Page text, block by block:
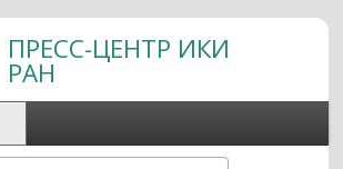
содержанию
ПРЕСС-ЦЕНТР ИКИ
РАН